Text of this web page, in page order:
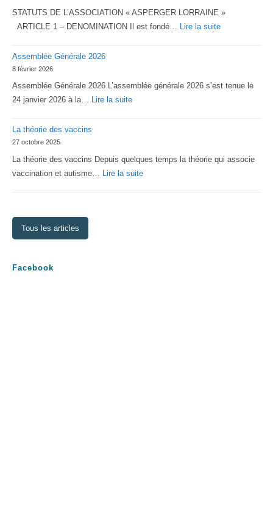
STATUTS DE L’ASSOCIATION « ASPERGER LORRAINE »
ARTICLE 1 – DENOMINATION Il est fondé… Lire la suite:
Lorraine
Assemblée Générale 2026
8 février 2026
Assemblée Générale 2026 L’assemblée générale 2026 s’est tenue le
24 janvier 2026 à la… Lire la suite:
La théorie des vaccins
27 octobre 2025
La théorie des vaccins Depuis quelques temps la théorie qui associe
vaccination et autisme… Lire la suite:
Tous les articles
Facebook